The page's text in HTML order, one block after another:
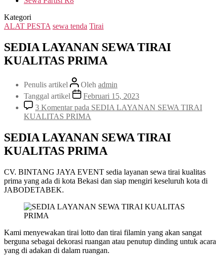
Kategori
ALAT PESTA sewa tenda Tirai
SEDIA LAYANAN SEWA TIRAI
KUALITAS PRIMA
Penulis artikel Oleh admin
Tanggal artikel
Februari 15, 2023
3 Komentarpada SEDIA LAYANAN SEWA TIRAI
KUALITAS PRIMA
SEDIA LAYANAN SEWA TIRAI
KUALITAS PRIMA
CV. BINTANG JAYA EVENT sedia layanan sewa tirai kualitas
prima yang ada di kota Bekasi dan siap mengiri keseluruh kota di
JABODETABEK.
Kami menyewakan tirai lotto dan tirai filamin yang akan sangat
berguna sebagai dekorasi ruangan atau penutup dinding untuk acara
yang di adakan di dalam ruangan.